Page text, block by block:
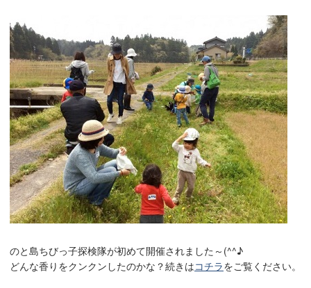
のと島ちびっ子探検隊が初めて開催されました～(^^♪
どんな香りをクンクンしたのかな？続きはコチラをご覧ください。